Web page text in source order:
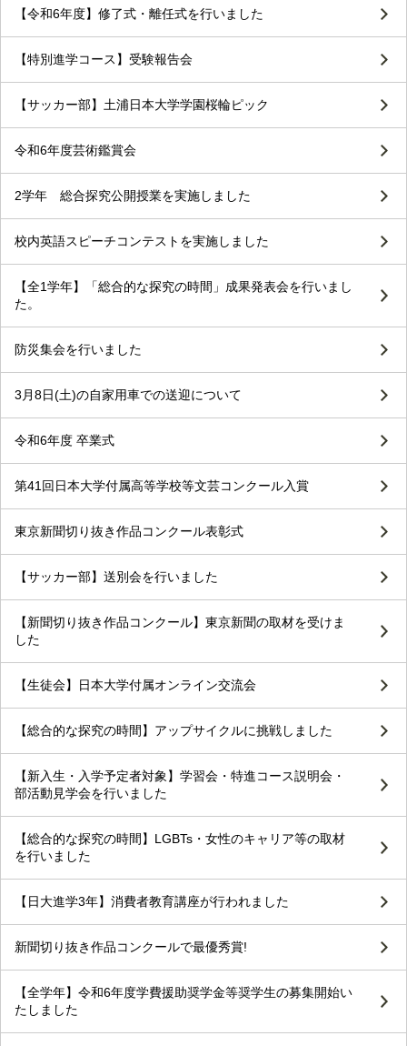
【令和6年度】修了式・離任式を行いました
【特別進学コース】受験報告会
【サッカー部】土浦日本大学学園桜輪ピック
令和6年度芸術鑑賞会
2学年 総合探究公開授業を実施しました
校内英語スピーチコンテストを実施しました
【全1学年】「総合的な探究の時間」成果発表会を行いまし
た。
防災集会を行いました
3月8日(土)の自家用車での送迎について
令和6年度 卒業式
第41回日本大学付属高等学校等文芸コンクール入賞
東京新聞切り抜き作品コンクール表彰式
【サッカー部】送別会を行いました
【新聞切り抜き作品コンクール】東京新聞の取材を受けま
した
【生徒会】日本大学付属オンライン交流会
【総合的な探究の時間】アップサイクルに挑戦しました
【新入生・入学予定者対象】学習会・特進コース説明会・
部活動見学会を行いました
【総合的な探究の時間】LGBTs・女性のキャリア等の取材
を行いました
【日大進学3年】消費者教育講座が行われました
新聞切り抜き作品コンクールで最優秀賞!
【全学年】令和6年度学費援助奨学金等奨学生の募集開始い
たしました